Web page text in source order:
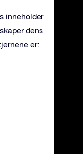
inneholder
dens
er: